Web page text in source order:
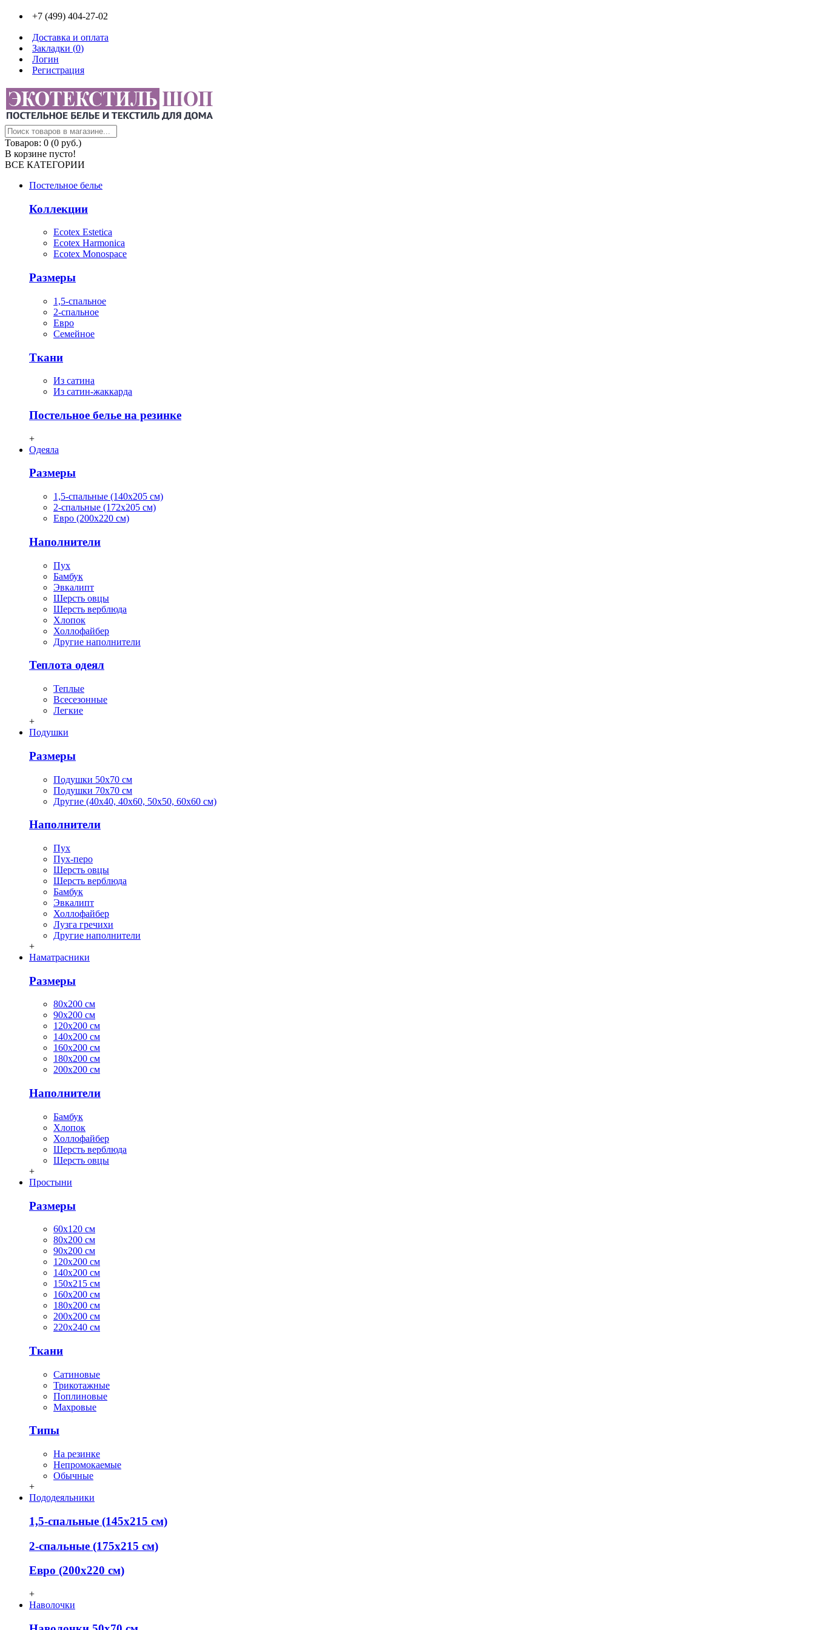
+7 (499) 404-27-02
Доставка и оплата
Закладки (0)
Логин
Регистрация
Товаров: 0 (0 руб.)
В корзине пусто!
ВСЕ КАТЕГОРИИ
Постельное белье
Коллекции
Ecotex Estetica
Ecotex Harmonica
Ecotex Monospace
Размеры
1,5-спальное
2-спальное
Евро
Семейное
Ткани
Из сатина
Из сатин-жаккарда
Постельное белье на резинке
+
Одеяла
Размеры
1,5-спальные (140х205 см)
2-спальные (172х205 см)
Евро (200х220 см)
Наполнители
Пух
Бамбук
Эвкалипт
Шерсть овцы
Шерсть верблюда
Хлопок
Холлофайбер
Другие наполнители
Теплота одеял
Теплые
Всесезонные
Легкие
+
Подушки
Размеры
Подушки 50х70 см
Подушки 70х70 см
Другие (40х40, 40х60, 50х50, 60х60 см)
Наполнители
Пух
Пух-перо
Шерсть овцы
Шерсть верблюда
Бамбук
Эвкалипт
Холлофайбер
Лузга гречихи
Другие наполнители
+
Наматрасники
Размеры
80х200 см
90х200 см
120х200 см
140х200 см
160х200 см
180х200 см
200х200 см
Наполнители
Бамбук
Хлопок
Холлофайбер
Шерсть верблюда
Шерсть овцы
+
Простыни
Размеры
60х120 см
80х200 см
90х200 см
120х200 см
140х200 см
150х215 см
160х200 см
180х200 см
200х200 см
220х240 см
Ткани
Сатиновые
Трикотажные
Поплиновые
Махровые
Типы
На резинке
Непромокаемые
Обычные
+
Пододеяльники
1,5-спальные (145х215 см)
2-спальные (175х215 см)
Евро (200х220 см)
+
Наволочки